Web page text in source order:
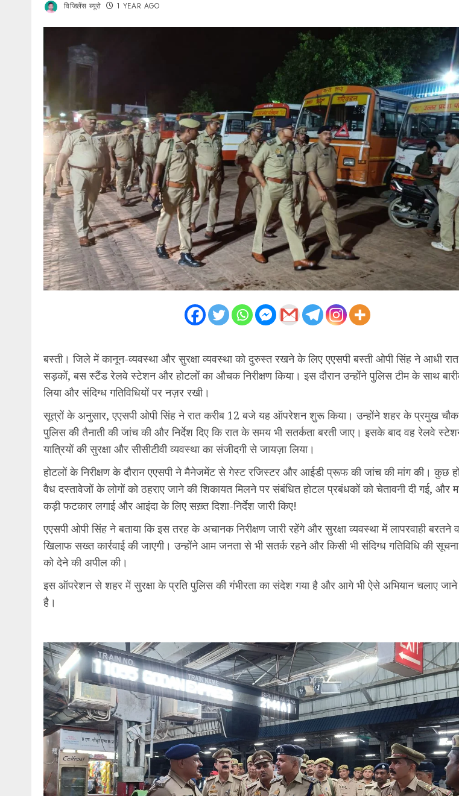
विजिलेंस ब्यूरो 1 YEAR AGO
बस्ती। जिले में कानून-व्यवस्था और सुरक्षा व्यवस्था को दुरुस्त रखने के लिए एएसपी बस्ती ओपी सिंह ने आधी
सड़कों, बस स्टैंड रेलवे स्टेशन और होटलों का औचक निरीक्षण किया। इस दौरान उन्होंने पुलिस टीम के साथ
लिया और संदिग्ध गतिविधियों पर नज़र रखी।
सूत्रों के अनुसार, एएसपी ओपी सिंह ने रात करीब 12 बजे यह ऑपरेशन शुरू किया। उन्होंने शहर के प्रमुख चौक-
पुलिस की तैनाती की जांच की और निर्देश दिए कि रात के समय भी सतर्कता बरती जाए। इसके बाद वह रेलवे
यात्रियों की सुरक्षा और सीसीटीवी व्यवस्था का संजीदगी से जायज़ा लिया।
होटलों के निरीक्षण के दौरान एएसपी ने मैनेजमेंट से गेस्ट रजिस्टर और आईडी प्रूफ की जांच की मांग की। कुछ
वैध दस्तावेजों के लोगों को ठहराए जाने की शिकायत मिलने पर संबंधित होटल प्रबंधकों को चेतावनी दी गई, और
कड़ी फटकार लगाई और आइंदा के लिए सख़्त दिशा-निर्देश जारी किए!
एएसपी ओपी सिंह ने बताया कि इस तरह के अचानक निरीक्षण जारी रहेंगे और सुरक्षा व्यवस्था में लापरवाही बरतने
खिलाफ सख्त कार्रवाई की जाएगी। उन्होंने आम जनता से भी सतर्क रहने और किसी भी संदिग्ध गतिविधि की
को देने की अपील की।
इस ऑपरेशन से शहर में सुरक्षा के प्रति पुलिस की गंभीरता का संदेश गया है और आगे भी ऐसे अभियान चलाए जाने
है।